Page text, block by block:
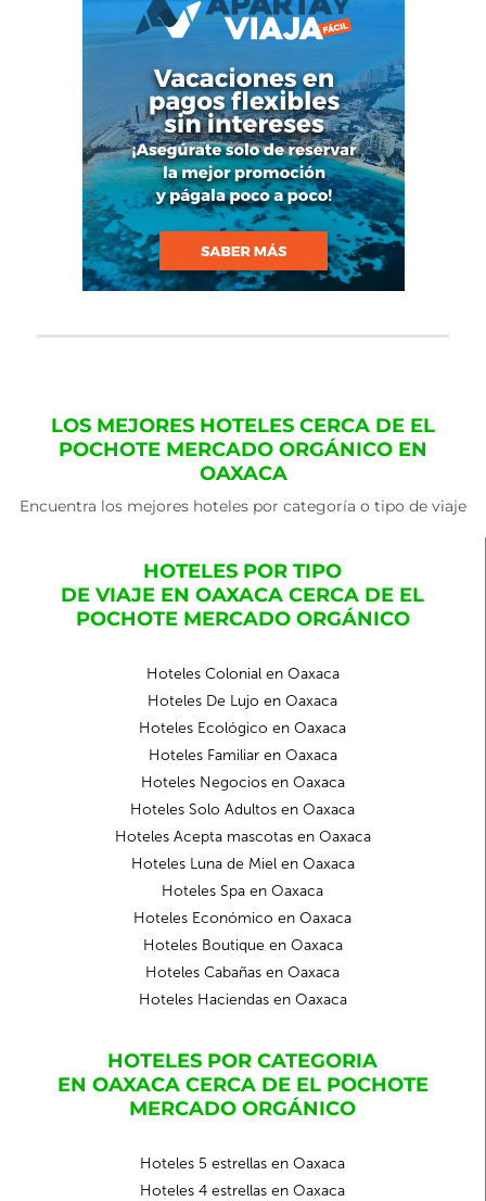
LOS MEJORES HOTELES CERCA DE EL
POCHOTE MERCADO ORGÁNICO EN
OAXACA
Encuentra los mejores hoteles por categoría o tipo de viaje
HOTELES POR TIPO
DE VIAJE EN OAXACA CERCA DE EL
POCHOTE MERCADO ORGÁNICO
Hoteles Colonial en Oaxaca
Hoteles De Lujo en Oaxaca
Hoteles Ecológico en Oaxaca
Hoteles Familiar en Oaxaca
Hoteles Negocios en Oaxaca
Hoteles Solo Adultos en Oaxaca
Hoteles Acepta mascotas en Oaxaca
Hoteles Luna de Miel en Oaxaca
Hoteles Spa en Oaxaca
Hoteles Económico en Oaxaca
Hoteles Boutique en Oaxaca
Hoteles Cabañas en Oaxaca
Hoteles Haciendas en Oaxaca
HOTELES POR CATEGORIA
EN OAXACA CERCA DE EL POCHOTE
MERCADO ORGÁNICO
Hoteles 5 estrellas en Oaxaca
Hoteles 4 estrellas en Oaxaca